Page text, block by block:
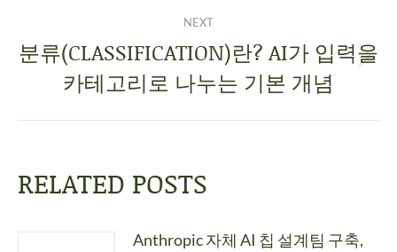
NEXT
분류(CLASSIFICATION)란? AI가 입력을
카테고리로 나누는 기본 개념
RELATED POSTS
Anthropic 자체 AI 칩 설계팀 구축,